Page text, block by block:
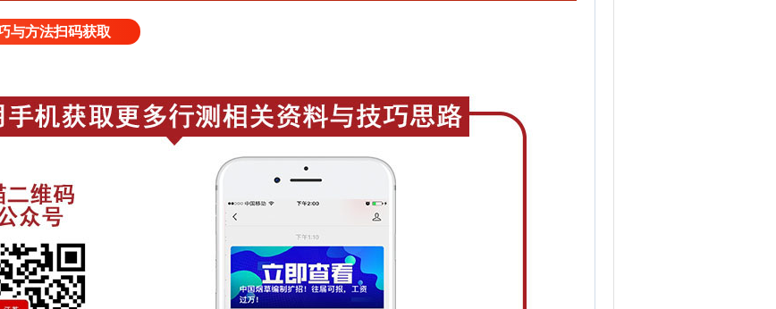
与方法扫码获取